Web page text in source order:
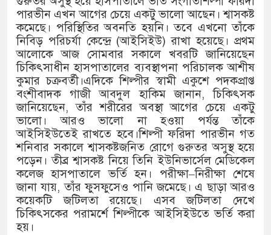
গুলশান থেকে সাবেক মন্ত্রী লতিফ
‘স্কুটি নাকি গোল্ড?’ ক্যাম্পেইনের
এর ফ্রিডম ব্র্যান্ড, বাড়ল ক্যাম্পেইনের
সংবিধান অনুযায়ী যথাসময়ে রাষ্ট্রপতি
১৫২২ পুলিশ সদস্যকে চাকরিতে
খিলক্ষেত থানা বিএনপির যুগ্ম
দেশের ৬ অঞ্চলে ঝড়ের আভাস
সার্ককে আরও গতিশীল করতে চায়
প্রেমের সম্পর্ক ছিন্ন না করায় মা-
পারভীন এখন আগের চেয়ে একটু ভালো আছেন। শ্বাসকষ্ট
কমেছে। পরিস্থিতির অবনতি হয়নি। তবে এখনো তাঁকে
নিবিড় পরিচর্যা কেন্দ্রে (আইসিইউ) রাখা হয়েছে। প্রথম
আলোকে আজ সোমবার সকালে খবরটি জানিয়েছেন
চিকিৎসাধীন হাসপাতালের ব্যবস্থাপনা পরিচালক আশীষ
কুমার চক্রবর্তী।এদিকে শিল্পীর স্বামী একুশে পদকপ্রাপ্ত
বংশীবাদক গাজী আবদুল হাকিম জানান, চিকিৎসক
জানিয়েছেন, তাঁর শরীরের অবস্থা আগের চেয়ে একটু
ভালো। আরও ভালো না হওয়া পর্যন্ত তাঁকে
আইসিইউতেই রাখতে হবে।শিল্পী ফরিদা পারভীন গত
শনিবার সকালে শ্বাসকষ্টজনিত রোগে গুরুতর অসুস্থ হয়ে
পড়েন। তীব্র শ্বাসকষ্ট নিয়ে তিনি ইউনিভার্সেল মেডিকেল
কলেজ হাসপাতালে ভর্তি হন। পরীক্ষা–নিরীক্ষা শেষে
জানা যায়, তাঁর ফুসফুসেও পানি জমেছে। এ ছাড়া আরও
কয়েকটি জটিলতা রয়েছে। এসব জটিলতা দেখে
চিকিৎসকের পরামর্শে শিল্পীকে আইসিইউতে ভর্তি করা
হয়।